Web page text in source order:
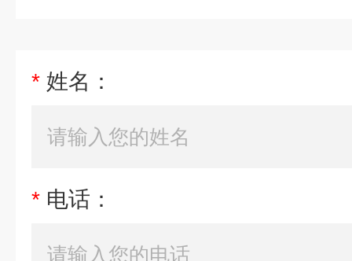
* 姓名：
* 电话：